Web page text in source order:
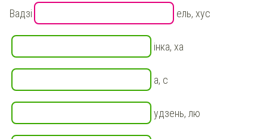
Вадзі ель, хус
інка, ха
а, с
удзень, лю